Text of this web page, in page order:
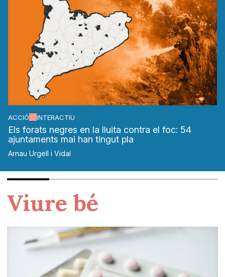
ACCIÓ INTERACTIU
Els forats negres en la lluita contra el foc: 54
ajuntaments mai han tingut pla
Arnau Urgell i Vidal
Viure bé